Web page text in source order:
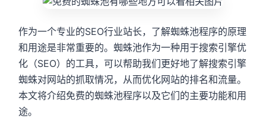
作为一个专业的SEO行业站长，了解蜘蛛池程序的原理
和用途是非常重要的。蜘蛛池作为一种用于搜索引擎优
化（SEO）的工具，可以帮助我们更好地了解搜索引擎
蜘蛛对网站的抓取情况，从而优化网站的排名和流量。
本文将介绍免费的蜘蛛池程序以及它们的主要功能和用
途。